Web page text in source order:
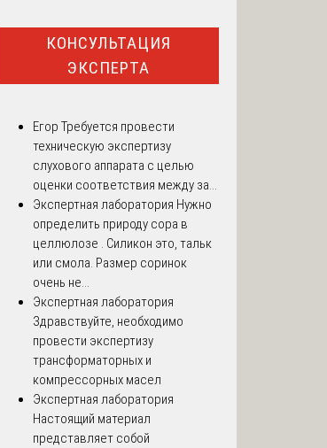
КОНСУЛЬТАЦИЯ
ЭКСПЕРТА
Егор Требуется провести
техническую экспертизу
слухового аппарата с целью
оценки соответствия между за...
Экспертная лаборатория Нужно
определить природу сора в
целлюлозе . Силикон это, тальк
или смола. Размер соринок
очень не...
Экспертная лаборатория
Здравствуйте, необходимо
провести экспертизу
трансформаторных и
компрессорных масел
Экспертная лаборатория
Настоящий материал
представляет собой